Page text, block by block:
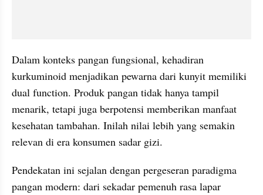
Dalam konteks pangan fungsional, kehadiran
kurkuminoid menjadikan pewarna dari kunyit memiliki
dual function. Produk pangan tidak hanya tampil
menarik, tetapi juga berpotensi memberikan manfaat
kesehatan tambahan. Inilah nilai lebih yang semakin
relevan di era konsumen sadar gizi.
Pendekatan ini sejalan dengan pergeseran paradigma
pangan modern: dari sekadar pemenuh rasa lapar